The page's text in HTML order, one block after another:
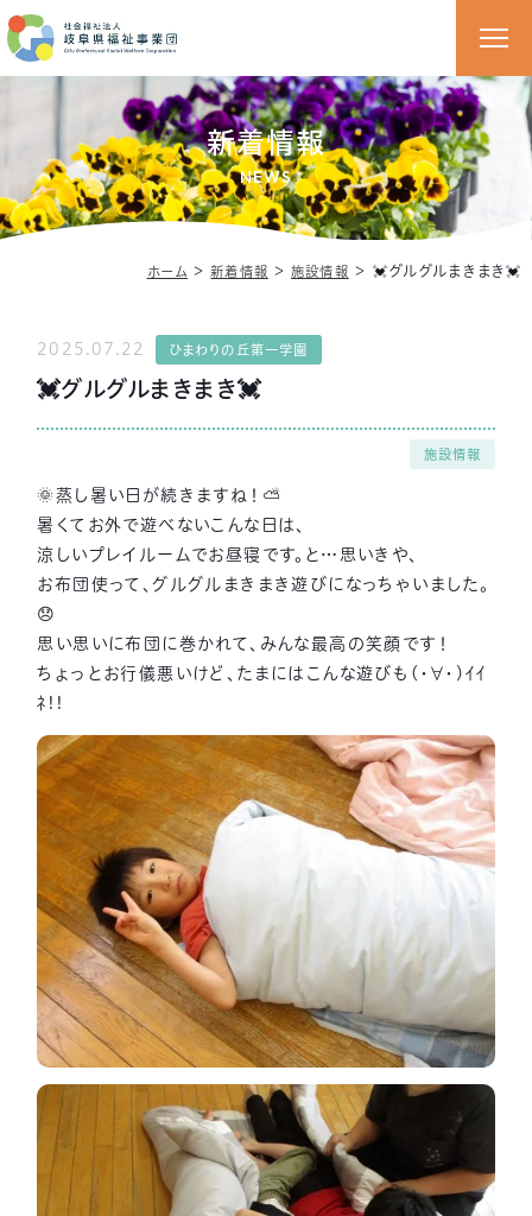
新着情報
NEWS
ホーム ＞新着情報 ＞施設情報 ＞ 💓グルグルまきまき💓
2025.07.22 ひまわりの丘第一学園
💓グルグルまきまき💓
施設情報
🌞蒸し暑い日が続きますね！⛅
暑くてお外で遊べないこんな日は、
涼しいプレイルームでお昼寝です。と…思いきや、
お布団使って、グルグルまきまき遊びになっちゃいました。
😞
思い思いに布団に巻かれて、みんな最高の笑顔です！
ちょっとお行儀悪いけど、たまにはこんな遊びも(・∀・)ｲｲ
ﾈ!!